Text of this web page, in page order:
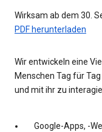
Wirksam ab dem 30.
PDF herunterladen
Wir entwickeln eine
Menschen Tag für
und mit ihr zu
Google-Apps, -